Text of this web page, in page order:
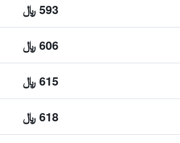
593 ﷼
606 ﷼
615 ﷼
618 ﷼